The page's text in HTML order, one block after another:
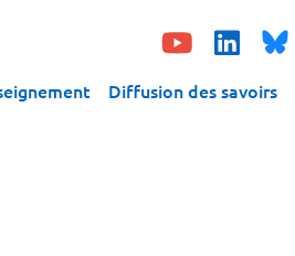
Diffusion des savoirs